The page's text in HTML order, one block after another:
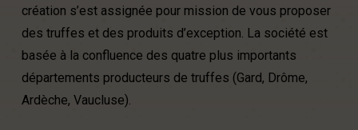
création s’est assignée pour mission de vous proposer
des truffes et des produits d’exception. La société est
basée à la confluence des quatre plus importants
départements producteurs de truffes (Gard, Drôme,
Ardèche, Vaucluse).